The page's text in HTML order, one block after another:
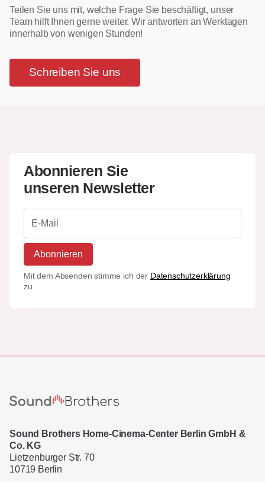
Teilen Sie uns mit, welche Frage Sie beschäftigt, unser
Team hilft Ihnen gerne weiter. Wir antworten an Werktagen
innerhalb von wenigen Stunden!
Schreiben Sie uns
Abonnieren Sie
unseren Newsletter
Abonnieren
Mit dem Absenden stimme ich der Datenschutzerklärung
zu.
Sound Brothers Home-Cinema-Center Berlin GmbH &
Co. KG
Lietzenburger Str. 70
10719 Berlin